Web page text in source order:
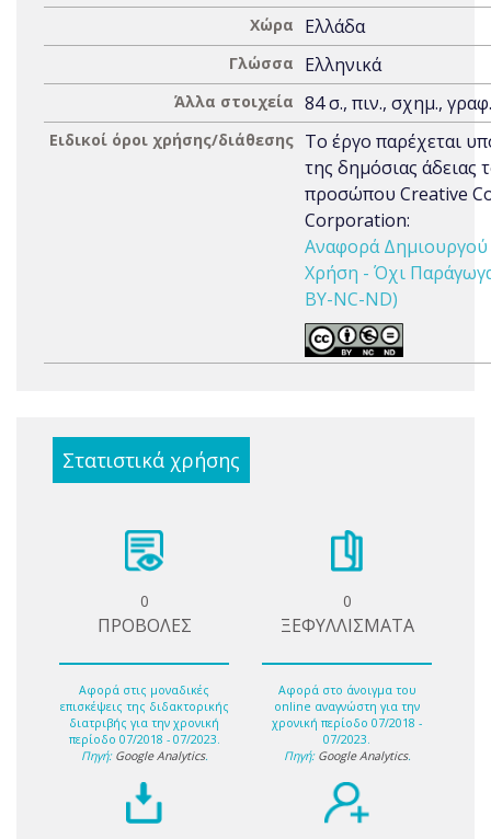
Χώρα Ελλάδα
Γλώσσα Ελληνικά
Άλλα στοιχεία 84 σ., πιν., σχημ., γραφ.
Ειδικοί όροι χρήσης/διάθεσης Το έργο παρέχεται
της δημόσιας άδειας
προσώπου Creative
Corporation:
Αναφορά
Χρήση - Όχι
BY-NC-ND)
Στατιστικά χρήσης
0
ΠΡΟΒΟΛΕΣ
Αφορά στις μοναδικές
επισκέψεις της διδακτορικής
διατριβής για την χρονική
περίοδο 07/2018 - 07/2023.
Πηγή: Google Analytics.
0
ΞΕΦΥΛΛΙΣΜΑΤΑ
Αφορά στο άνοιγμα του
online αναγνώστη για την
χρονική περίοδο 07/2018 -
07/2023.
Πηγή: Google Analytics.